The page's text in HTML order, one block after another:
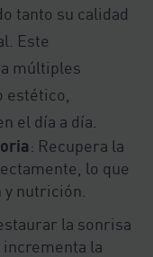
tanto su calidad
Este
múltiples
estético,
el día a día.
: Recupera la
lo que
nutrición.
la sonrisa
la